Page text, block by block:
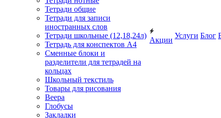
Тетради общие
Тетради для записи
иностранных слов
Тетради школьные (12,18,24л)
Тетрадь для конспектов А4
Сменные блоки и
разделители для тетрадей на
кольцах
Школьный текстиль
Товары для рисования
Веера
Глобусы
Закладки
Акции
Услуги Блог